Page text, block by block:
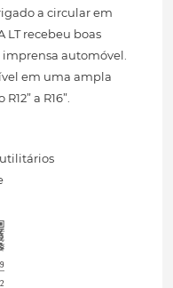
a circular em
LT recebeu boas
imprensa automóvel.
em uma ampla
a R16”.
utilitários